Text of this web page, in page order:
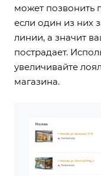
может позвонить
если один из них
линии, а значит
пострадает.
увеличивайте
магазина.